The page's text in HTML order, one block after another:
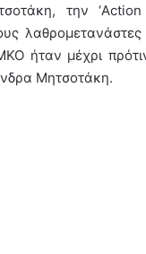
την
ήταν μέχρι
Μητσοτάκη.